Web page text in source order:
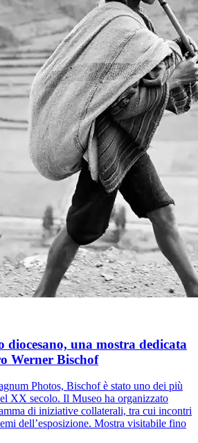
diocesano, una mostra dedicata
Werner Bischof
Photos, Bischof è stato uno dei più
XX secolo. Il Museo ha organizzato
di iniziative collaterali, tra cui incontri
dell’esposizione. Mostra visitabile fino